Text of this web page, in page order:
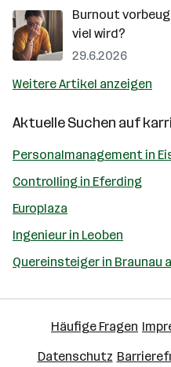
Burnout
viel wird?
29.6.2026
Weitere Artikel anzeigen
Aktuelle Suchen auf
Personalmanagement in
Controlling in Eferding
Europlaza
Ingenieur in Leoben
Quereinsteiger in Braunau
Häufige Fragen
Datenschutz